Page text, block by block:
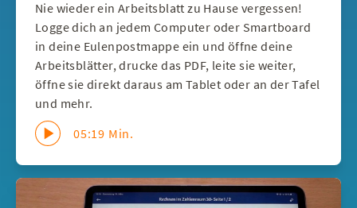
Nie wieder ein Arbeitsblatt zu Hause vergessen!
Logge dich an jedem Computer oder Smartboard
in deine Eulenpostmappe ein und öffne deine
Arbeitsblätter, drucke das PDF, leite sie weiter,
öffne sie direkt daraus am Tablet oder an der Tafel
und mehr.
05:19 Min.